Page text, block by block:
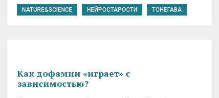
NATURE&SCIENCE НЕЙРОСТАРОСТИ ТОНЕГАВА
Как дофамин «играет» с
зависимостью?